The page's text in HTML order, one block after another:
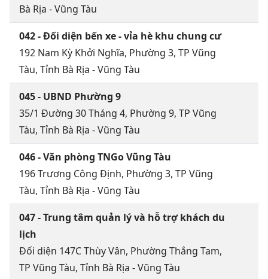
Bà Rịa - Vũng Tàu
042 - Đối diện bến xe - vỉa hè khu chung cư
192 Nam Kỳ Khởi Nghĩa, Phường 3, TP Vũng
Tàu, Tỉnh Bà Rịa - Vũng Tàu
045 - UBND Phường 9
35/1 Đường 30 Tháng 4, Phường 9, TP Vũng
Tàu, Tỉnh Bà Rịa - Vũng Tàu
046 - Văn phòng TNGo Vũng Tàu
196 Trương Công Định, Phường 3, TP Vũng
Tàu, Tỉnh Bà Rịa - Vũng Tàu
047 - Trung tâm quản lý và hỗ trợ khách du
lịch
Đối diện 147C Thùy Vân, Phường Thắng Tam,
TP Vũng Tàu, Tỉnh Bà Rịa - Vũng Tàu